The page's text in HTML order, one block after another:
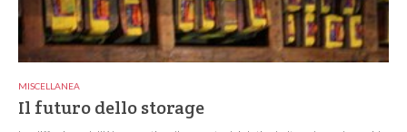
MISCELLANEA
Il futuro dello storage